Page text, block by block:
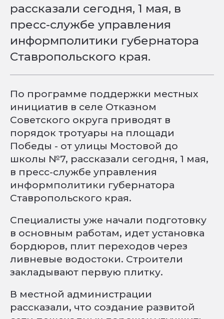
рассказали сегодня, 1 мая, в
пресс-службе управления
информполитики губернатора
Ставропольского края.
По программе поддержки местных
инициатив в селе Отказном
Советского округа приводят в
порядок тротуары на площади
Победы - от улицы Мостовой до
школы №7, рассказали сегодня, 1 мая,
в пресс-службе управления
информполитики губернатора
Ставропольского края.
Специалисты уже начали подготовку
в основным работам, идет установка
бордюров, плит переходов через
ливневые водостоки. Строители
закладывают первую плитку.
В местной администрации
рассказали, что создание развитой